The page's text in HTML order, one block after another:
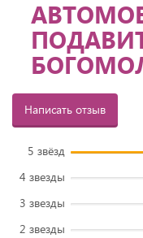
Написать отзыв
5 звёзд
4 звезды
3 звезды
2 звезды